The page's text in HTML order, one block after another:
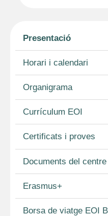
Presentació
Horari i calendari
Organigrama
Currículum EOI
Certificats i proves
Documents del centre
Erasmus+
Borsa de viatge EOI